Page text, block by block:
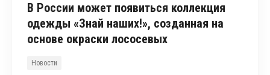
В России может появиться коллекция
одежды «Знай наших!», созданная на
основе окраски лососевых
Новости